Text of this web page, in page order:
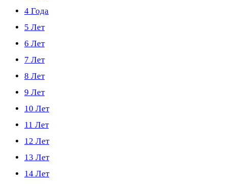
4 Года
5 Лет
6 Лет
7 Лет
8 Лет
9 Лет
10 Лет
11 Лет
12 Лет
13 Лет
14 Лет